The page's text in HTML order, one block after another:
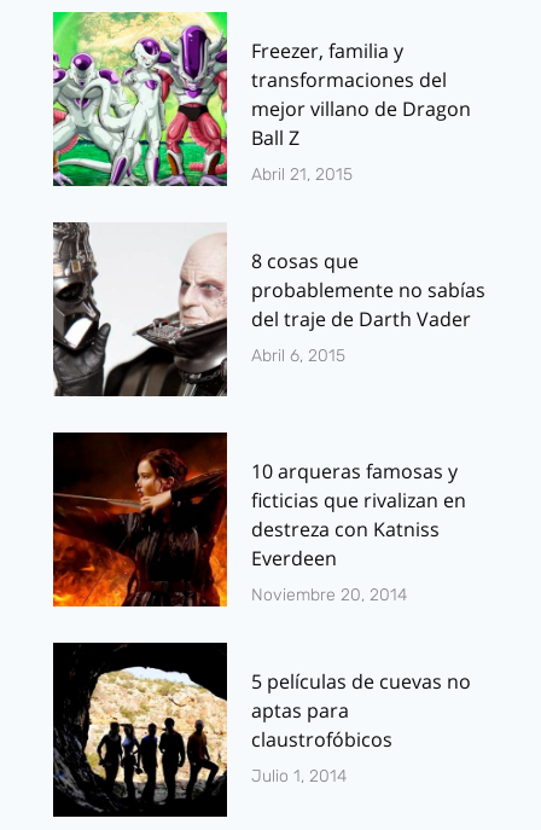
Freezer, familia y
transformaciones del
mejor villano de Dragon
Ball Z
Abril 21, 2015
8 cosas que
probablemente no sabías
del traje de Darth Vader
Abril 6, 2015
10 arqueras famosas y
ficticias que rivalizan en
destreza con Katniss
Everdeen
Noviembre 20, 2014
5 películas de cuevas no
aptas para
claustrofóbicos
Julio 1, 2014